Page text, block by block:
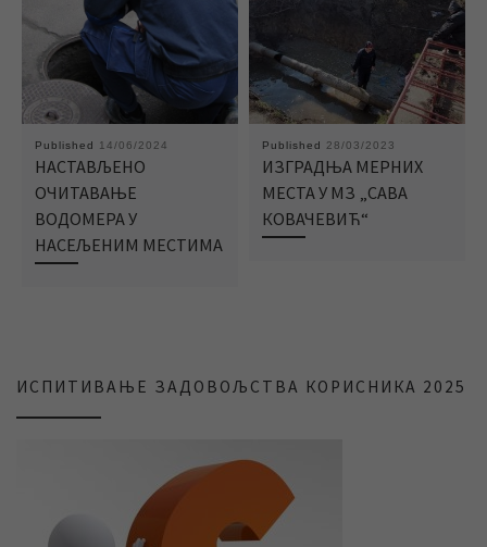
Published 14/06/2024
НАСТАВЉЕНО
ОЧИТАВАЊE
ВОДОМЕРА У
НАСЕЉЕНИМ МЕСТИМА
Published 28/03/2023
ИЗГРАДЊA МЕРНИХ
МЕСТА У МЗ „САВА
КOВАЧЕВИЋ“
ИСПИТИВАЊЕ ЗАДОВОЉСТВА КОРИСНИКА 2025